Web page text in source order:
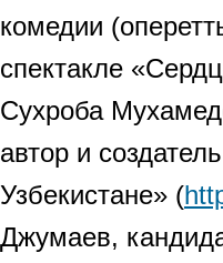
комедии
спектакле
Сухроба
автор и
Узбекистане» (
Джумаев,